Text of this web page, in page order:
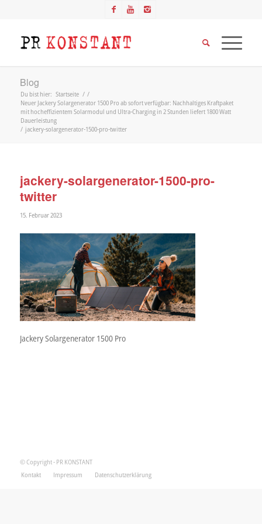
Blog
Du bist hier: Startseite / /
Neuer Jackery Solargenerator 1500 Pro ab sofort verfügbar: Nachhaltiges Kraftpaket
mit hocheffizientem Solarmodul und Ultra-Charging in 2 Stunden liefert 1800 Watt
Dauerleistung
/ jackery-solargenerator-1500-pro-twitter
jackery-solargenerator-1500-pro-
twitter
15. Februar 2023
Jackery Solargenerator 1500 Pro
© Copyright - PR KONSTANT
Kontakt
Impressum Datenschutzerklärung